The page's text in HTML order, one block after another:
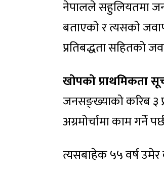
नेपालले सहुलियतमा
बताएको र त्यसको
प्रतिबद्धता सहितको
खोपको प्राथमिकता
जनसङ्ख्याको करिब ३
अग्रमोर्चामा काम गर्ने
त्यसबाहेक ५५ वर्ष